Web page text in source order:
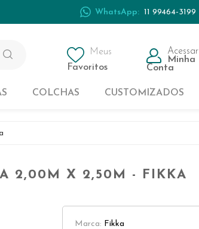
WhatsApp: 11 99464-3199
Meus
Favoritos
Acessar
Minha
Conta
COLCHAS
Colchas Solteiro
CUSTOMIZADOS
Colchas Casal
Colchas Solteiro
2,00M X 2,50M - FIKKA
Marca: Fikka